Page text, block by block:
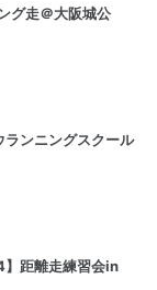
走＠大阪城公
ランニングスクール
】距離走練習会in